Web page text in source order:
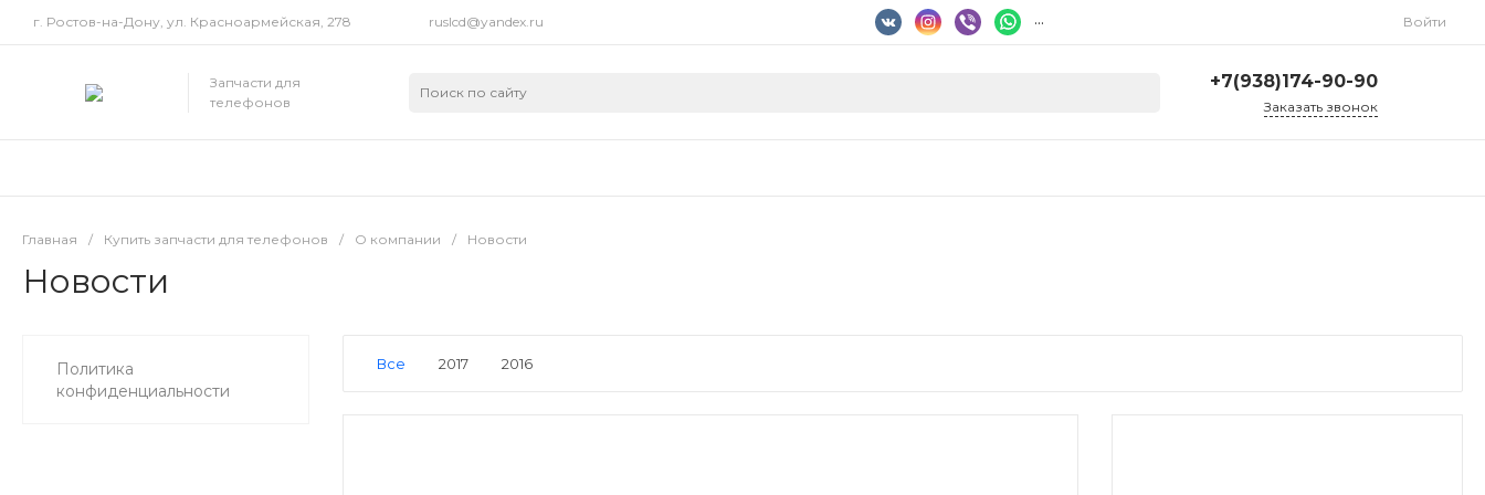
г. Ростов-на-Дону, ул. Красноармейская, 278 ruslcd@yandex.ru ... Войти
Запчасти для
телефонов
+7(938)174-90-90
Заказать звонок
Главная / Купить запчасти для телефонов / О компании / Новости
Новости
Политика
конфиденциальности
Все 2017 2016